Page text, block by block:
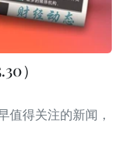
）
值得关注的新闻，